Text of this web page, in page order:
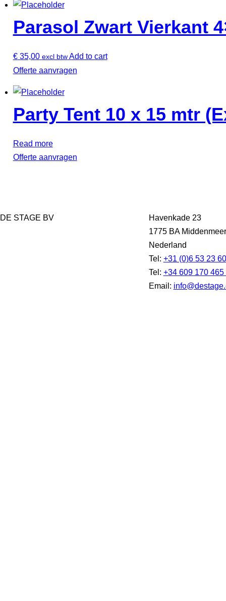
Parasol Zwart Vierkant
€35,00 excl btw Add to cart
Offerte aanvragen
Party Tent 10 x 15 mtr
Read more
Offerte aanvragen
DE STAGE BV
Havenkade 23
1775 BA Middenmeer
Nederland
Tel: +31 (0)6 53 23
Tel: +34 609 170 465
Email: